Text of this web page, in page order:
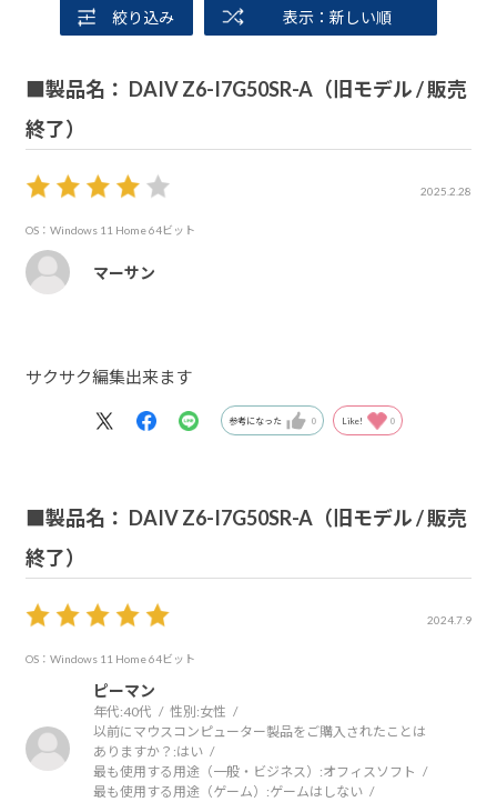
絞り込み 表示：新しい順
■製品名： DAIV Z6-I7G50SR-A（旧モデル / 販売
終了）
2025.2.28
OS：Windows 11 Home 64ビット
マーサン
サクサク編集出来ます
参考になった 0 Like! 0
■製品名： DAIV Z6-I7G50SR-A（旧モデル / 販売
終了）
2024.7.9
OS：Windows 11 Home 64ビット
ピーマン
年代:40代 性別:女性
以前にマウスコンピューター製品をご購入されたことは
ありますか？:はい
最も使用する用途（一般・ビジネス）:オフィスソフト
最も使用する用途（ゲーム）:ゲームはしない